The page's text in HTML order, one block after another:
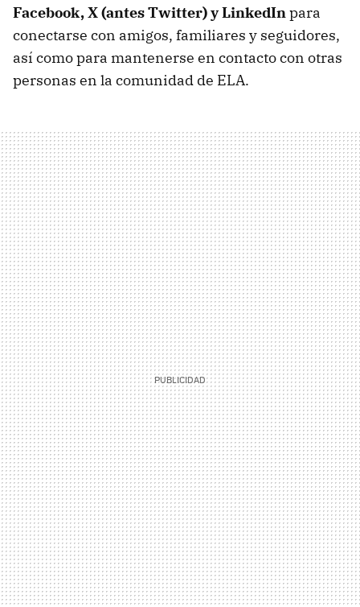
Facebook, X (antes Twitter) y LinkedInpara
conectarse con amigos, familiares y seguidores,
así como para mantenerse en contacto con otras
personas en la comunidad de ELA.